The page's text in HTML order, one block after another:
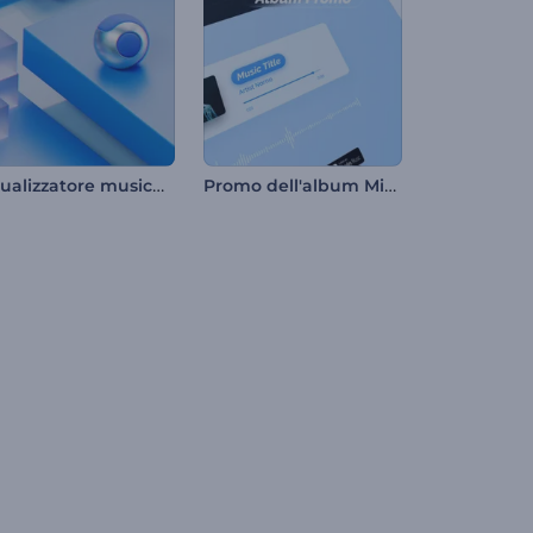
Visualizzatore musicale di oggetti cinetici Promo dell'album Minimal Music